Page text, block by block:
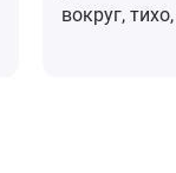
вокруг,